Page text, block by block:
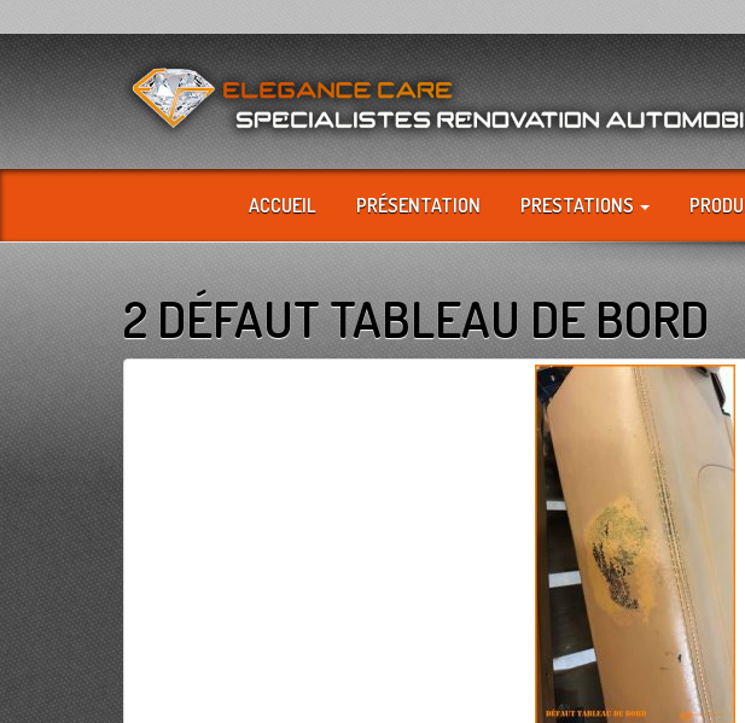
ACCUEIL PRÉSENTATION PRESTATIONS
2 DÉFAUT TABLEAU DE BORD